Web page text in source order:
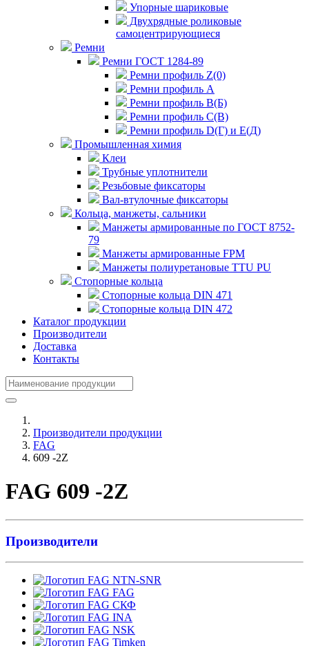
Упорные шариковые
Двухрядные роликовые
самоцентрирующиеся
Ремни
Ремни ГОСТ 1284-89
Ремни профиль Z(0)
Ремни профиль А
Ремни профиль В(Б)
Ремни профиль С(В)
Ремни профиль D(Г) и E(Д)
Промышленная химия
Клеи
Трубные уплотнители
Резьбовые фиксаторы
Вал-втулочные фиксаторы
Кольца, манжеты, сальники
Манжеты армированные по ГОСТ 8752-
79
Манжеты армированные FPM
Манжеты полиуретановые TTU PU
Стопорные кольца
Стопорные кольца DIN 471
Стопорные кольца DIN 472
Каталог продукции
Производители
Доставка
Контакты
Производители продукции
FAG
609 -2Z
FAG 609 -2Z
Производители
NTN-SNR
FAG
СКФ
INA
NSK
Timken